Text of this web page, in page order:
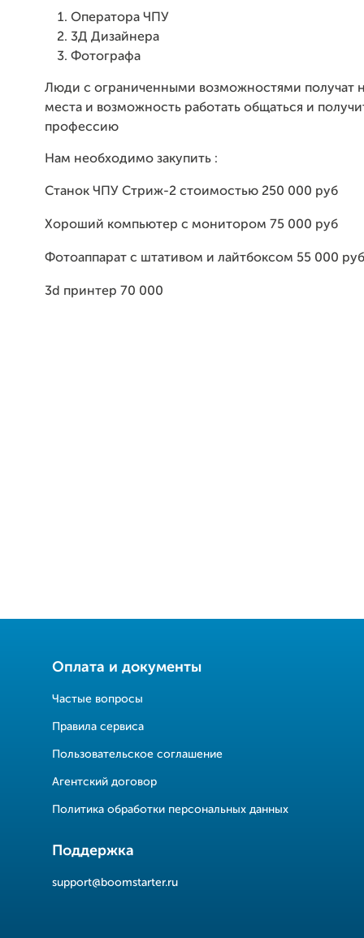
Оператора ЧПУ
3Д Дизайнера
Фотографа
Люди с ограниченными возможностями получат
места и возможность работать общаться и
профессию
Нам необходимо закупить :
Станок ЧПУ Стриж-2 стоимостью 250 000 руб
Хороший компьютер с монитором 75 000 руб
Фотоаппарат с штативом и лайтбоксом 55 000 руб
3d принтер 70 000
Оплата и документы
Частые вопросы
Правила сервиса
Пользовательское соглашение
Агентский договор
Политика обработки персональных данных
Поддержка
support@boomstarter.ru